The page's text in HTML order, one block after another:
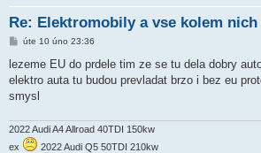
Re: Elektromobily a vse kolem nich
P
í
p
ě
k
úte 10 úno 23:36
lezeme EU do prdele tim ze se tu dela dobry
elektro auta tu budou prevladat brzo i bez eu
smysl
2022 Audi A4 Allroad 40TDI 150kw
ex
2022 Audi Q5 50TDI 210kw